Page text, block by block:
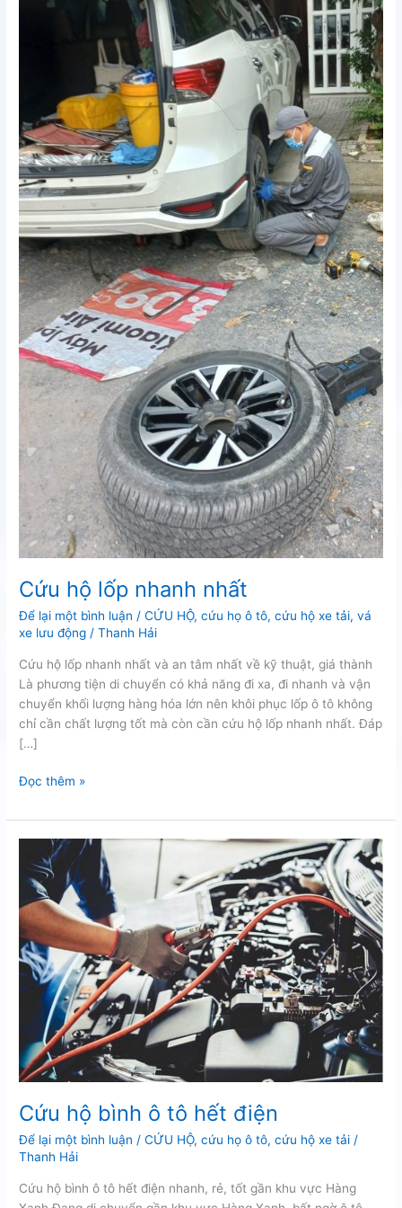
Cứu hộ lốp nhanh nhất
Để lại một bình luận /CỨU HỘ,cứu họ ô tô,cứu hộ xe tải,vá
xe lưu động /Thanh Hải
Cứu hộ lốp nhanh nhất và an tâm nhất về kỹ thuật, giá thành
Là phương tiện di chuyển có khả năng đi xa, đi nhanh và vận
chuyển khối lượng hàng hóa lớn nên khôi phục lốp ô tô không
chỉ cần chất lượng tốt mà còn cần cứu hộ lốp nhanh nhất. Đáp
[…]
Cứu
lốp
nhanh
nhất
Đọc thêm »
Cứu hộ bình ô tô hết điện
Để lại một bình luận /CỨU HỘ,cứu họ ô tô,cứu hộ xe tải /
Thanh Hải
Cứu hộ bình ô tô hết điện nhanh, rẻ, tốt gần khu vực Hàng